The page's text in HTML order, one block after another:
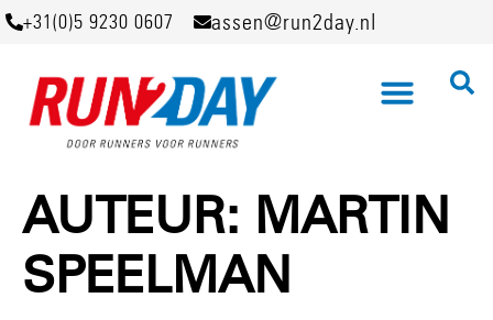
+31(0)5 9230 0607 assen@run2day.nl
AUTEUR: MARTIN
SPEELMAN